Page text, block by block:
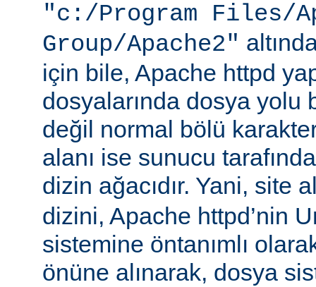
"c:/Program Files/
Group/Apache2"
için bile, Apache httpd
dosyalarında dosya yolu
değil normal bölü
alanı ise sunucu
dizin ağacıdır. Yani, site
dizini, Apache httpd’nin
sistemine öntanımlı
önüne alınarak, dosya